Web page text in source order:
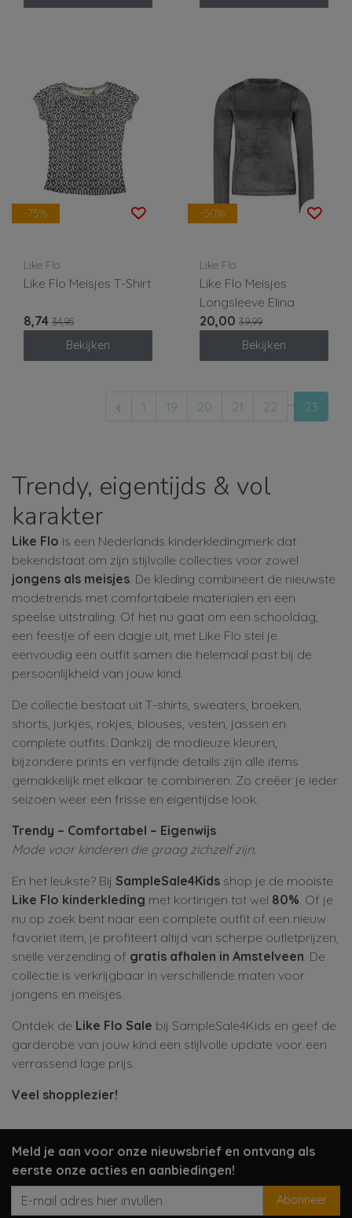
-75%
Like Flo
Like Flo Meisjes T-Shirt
8,74 34,95
Bekijken
-50%
Like Flo
Like Flo Meisjes
Longsleeve Elina
20,00 39,99
Bekijken
1 19 20 21 22 23
Trendy, eigentijds & vol
karakter
Like Flo is een Nederlands kinderkledingmerk dat
bekendstaat om zijn stijlvolle collecties voor zowel
jongens als meisjes . De kleding combineert de nieuwste
modetrends met comfortabele materialen en een
speelse uitstraling. Of het nu gaat om een schooldag,
een feestje of een dagje uit, met Like Flo stel je
eenvoudig een outfit samen die helemaal past bij de
persoonlijkheid van jouw kind.
De collectie bestaat uit T-shirts, sweaters, broeken,
shorts, jurkjes, rokjes, blouses, vesten, jassen en
complete outfits. Dankzij de modieuze kleuren,
bijzondere prints en verfijnde details zijn alle items
gemakkelijk met elkaar te combineren. Zo creëer je ieder
seizoen weer een frisse en eigentijdse look.
Trendy – Comfortabel – Eigenwijs
Mode voor kinderen die graag zichzelf zijn.
En het leukste? Bij SampleSale4Kids shop je de mooiste
Like Flo kinderkleding met kortingen tot wel 80% . Of je
nu op zoek bent naar een complete outfit of een nieuw
favoriet item, je profiteert altijd van scherpe outletprijzen,
snelle verzending of gratis afhalen in Amstelveen . De
collectie is verkrijgbaar in verschillende maten voor
jongens en meisjes.
Ontdek de Like Flo Sale bij SampleSale4Kids en geef de
garderobe van jouw kind een stijlvolle update voor een
verrassend lage prijs.
Veel shopplezier!
Meld je aan voor onze nieuwsbrief en ontvang als
eerste onze acties en aanbiedingen!
Abonneer